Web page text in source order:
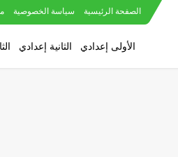
الصفحة الرئيسية سياسة الخصوصية
الأولى إعدادي الثانية إعدادي